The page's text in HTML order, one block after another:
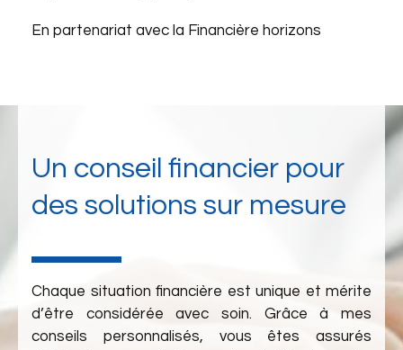
En partenariat avec la Financière horizons
Un conseil financier pour
des solutions sur mesure
Chaque situation financière est unique et mérite
d’être considérée avec soin. Grâce à mes
conseils personnalisés, vous êtes assurés